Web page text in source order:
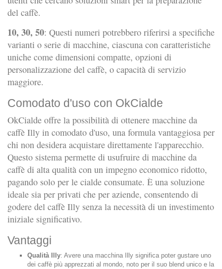
del caffè.
10, 30, 50: Questi numeri potrebbero riferirsi a specifiche
varianti o serie di macchine, ciascuna con caratteristiche
uniche come dimensioni compatte, opzioni di
personalizzazione del caffè, o capacità di servizio
maggiore.
Comodato d'uso con OkCialde
OkCialde offre la possibilità di ottenere macchine da
caffè Illy in comodato d'uso, una formula vantaggiosa per
chi non desidera acquistare direttamente l'apparecchio.
Questo sistema permette di usufruire di macchine da
caffè di alta qualità con un impegno economico ridotto,
pagando solo per le cialde consumate. È una soluzione
ideale sia per privati che per aziende, consentendo di
godere del caffè Illy senza la necessità di un investimento
iniziale significativo.
Vantaggi
Qualità Illy: Avere una macchina Illy significa poter gustare uno
dei caffè più apprezzati al mondo, noto per il suo blend unico e la